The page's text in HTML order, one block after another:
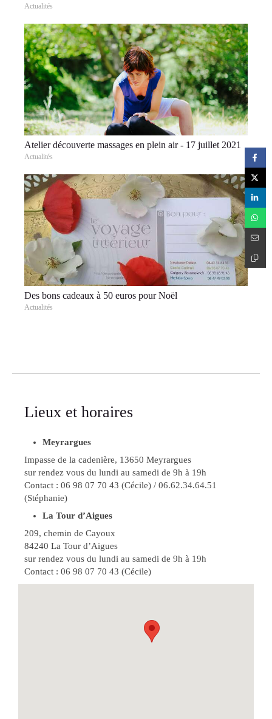
Actualités
Atelier découverte massages en plein air - 17 juillet 2021
Actualités
Des bons cadeaux à 50 euros pour Noël
Actualités
Lieux et horaires
Meyrargues
Impasse de la cadenière, 13650 Meyrargues
sur rendez vous du lundi au samedi de 9h à 19h
Contact : 06 98 07 70 43 (Cécile) / 06.62.34.64.51
(Stéphanie)
La Tour d’Aigues
209, chemin de Cayoux
84240 La Tour d’Aigues
sur rendez vous du lundi au samedi de 9h à 19h
Contact : 06 98 07 70 43 (Cécile)